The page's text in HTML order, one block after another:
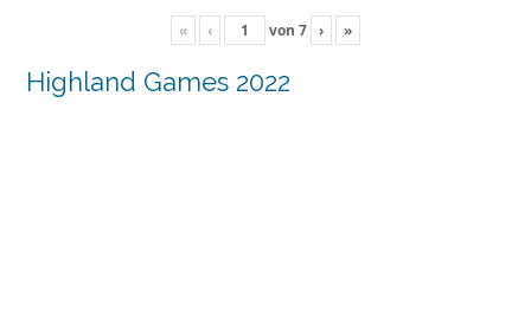
« ‹ von 7 › »
Highland Games 2022